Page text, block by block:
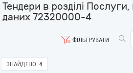
Тендери в розділі Послуги,
даних 72320000-4
ФІЛЬТРУВАТИ
ЗНАЙДЕНО: 4